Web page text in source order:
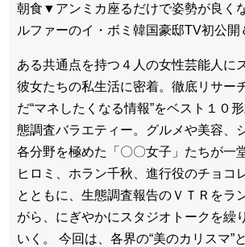
朝食▼アンミカ座るだけで姿勢が良く
ルファーのイ・ボミ韓国豪邸TV初公開
ある共通点を持つ４人の女性芸能人に
彼女たちの私生活に密着。徹底リサー
だ“マネしたくなる情報”をベスト１０
態調査バラエティー。グルメや美容、
各分野を極めた「〇〇女子」たちが一
ヒロミ、ホラン千秋、進行役のチョコ
とともに、生態調査報告のＶＴＲをラ
がら、にぎやかにスタジオトークを繰
いく。 今回は、各界の“美のカリスマ”